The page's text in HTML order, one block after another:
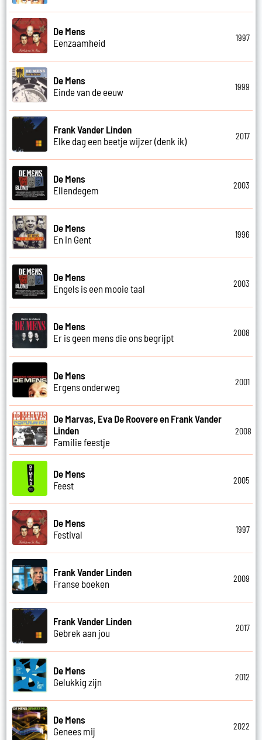
De Mens
Eenzaamheid
1997
De Mens
Einde van de eeuw
1999
Frank Vander Linden
Elke dag een beetje wijzer (denk ik)
2017
De Mens
Ellendegem
2003
De Mens
En in Gent
1996
De Mens
Engels is een mooie taal
2003
De Mens
Er is geen mens die ons begrijpt
2008
De Mens
Ergens onderweg
2001
De Marvas, Eva De Roovere en Frank Vander
Linden
Familie feestje
2008
De Mens
Feest
2005
De Mens
Festival
1997
Frank Vander Linden
Franse boeken
2009
Frank Vander Linden
Gebrek aan jou
2017
De Mens
Gelukkig zijn
2012
De Mens
Genees mij
2022